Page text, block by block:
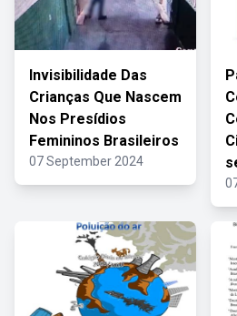
Invisibilidade Das
Crianças Que Nascem
Nos Presídios
Femininos Brasileiros
07 September 2024